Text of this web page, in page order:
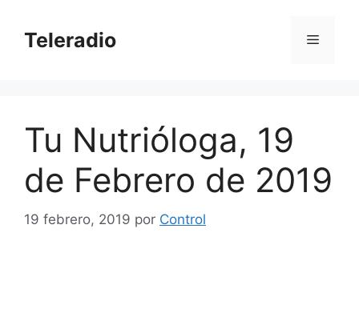
contenido
Teleradio Menú
Tu Nutrióloga, 19
de Febrero de 2019
19 febrero, 2019 por Control